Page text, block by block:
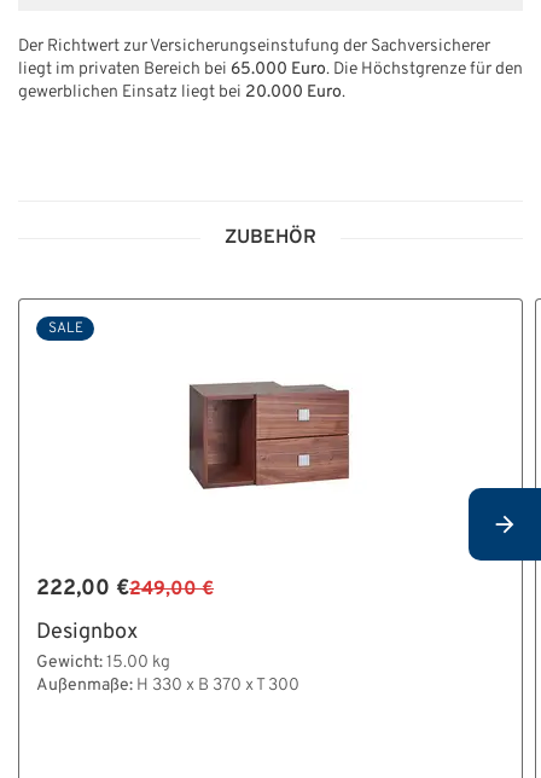
Der Richtwert zur Versicherungseinstufung der Sachversicherer
liegt im privaten Bereich bei 65.000 Euro. Die Höchstgrenze für den
gewerblichen Einsatz liegt bei 20.000 Euro.
ZUBEHÖR
SALE
222,00 €249,00 €
Designbox
Gewicht:15.00 kg
Außenmaße: H 330 x B 370 x T 300